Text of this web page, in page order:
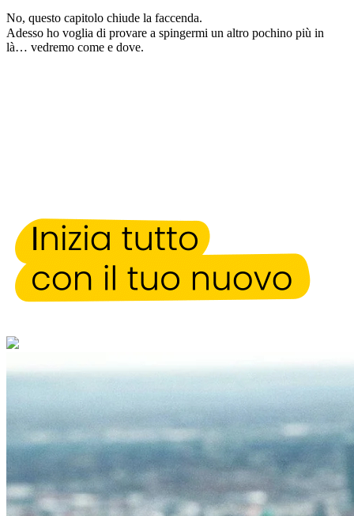
No, questo capitolo chiude la faccenda.
Adesso ho voglia di provare a spingermi un altro pochino più in
là… vedremo come e dove.